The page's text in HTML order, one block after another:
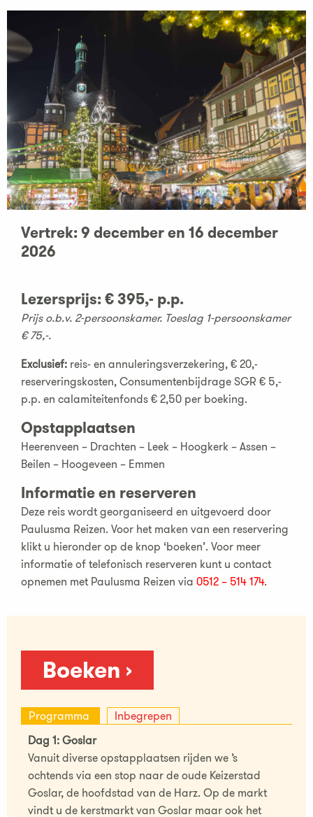
Vertrek: 9 december en 16 december
2026
Lezersprijs:€ 395,- p.p.
Prijs o.b.v. 2-persoonskamer. Toeslag 1-persoonskamer
€ 75,-.
Exclusief: reis- en annuleringsverzekering, € 20,-
reserveringskosten, Consumentenbijdrage SGR € 5,-
p.p. en calamiteitenfonds € 2,50 per boeking.
Opstapplaatsen
Heerenveen – Drachten – Leek – Hoogkerk – Assen –
Beilen – Hoogeveen – Emmen
Informatie en reserveren
Deze reis wordt georganiseerd en uitgevoerd door
Paulusma Reizen. Voor het maken van een reservering
klikt u hieronder op de knop ‘boeken’. Voor meer
informatie of telefonisch reserveren kunt u contact
opnemen met Paulusma Reizen via 0512 – 514 174.
Boeken ›
Programma
Inbegrepen
Dag 1: Goslar
Vanuit diverse opstapplaatsen rijden we ’s
ochtends via een stop naar de oude Keizerstad
Goslar, de hoofdstad van de Harz. Op de markt
vindt u de kerstmarkt van Goslar maar ook het